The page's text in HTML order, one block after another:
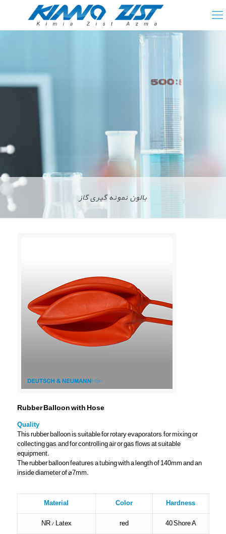
بالون نمونه گیری گاز
Rubber Balloon with Hose
Quality
This rubber balloon is suitable for rotary evaporators, for mixing or
collecting gas, and for controlling air or gas flows at suitable
equipment.
The rubber balloon features a tubing with a length of 140mm and an
inside diameter of ⌀7mm.
Material Color
Hardness
NR / Latex
red
40 Shore A